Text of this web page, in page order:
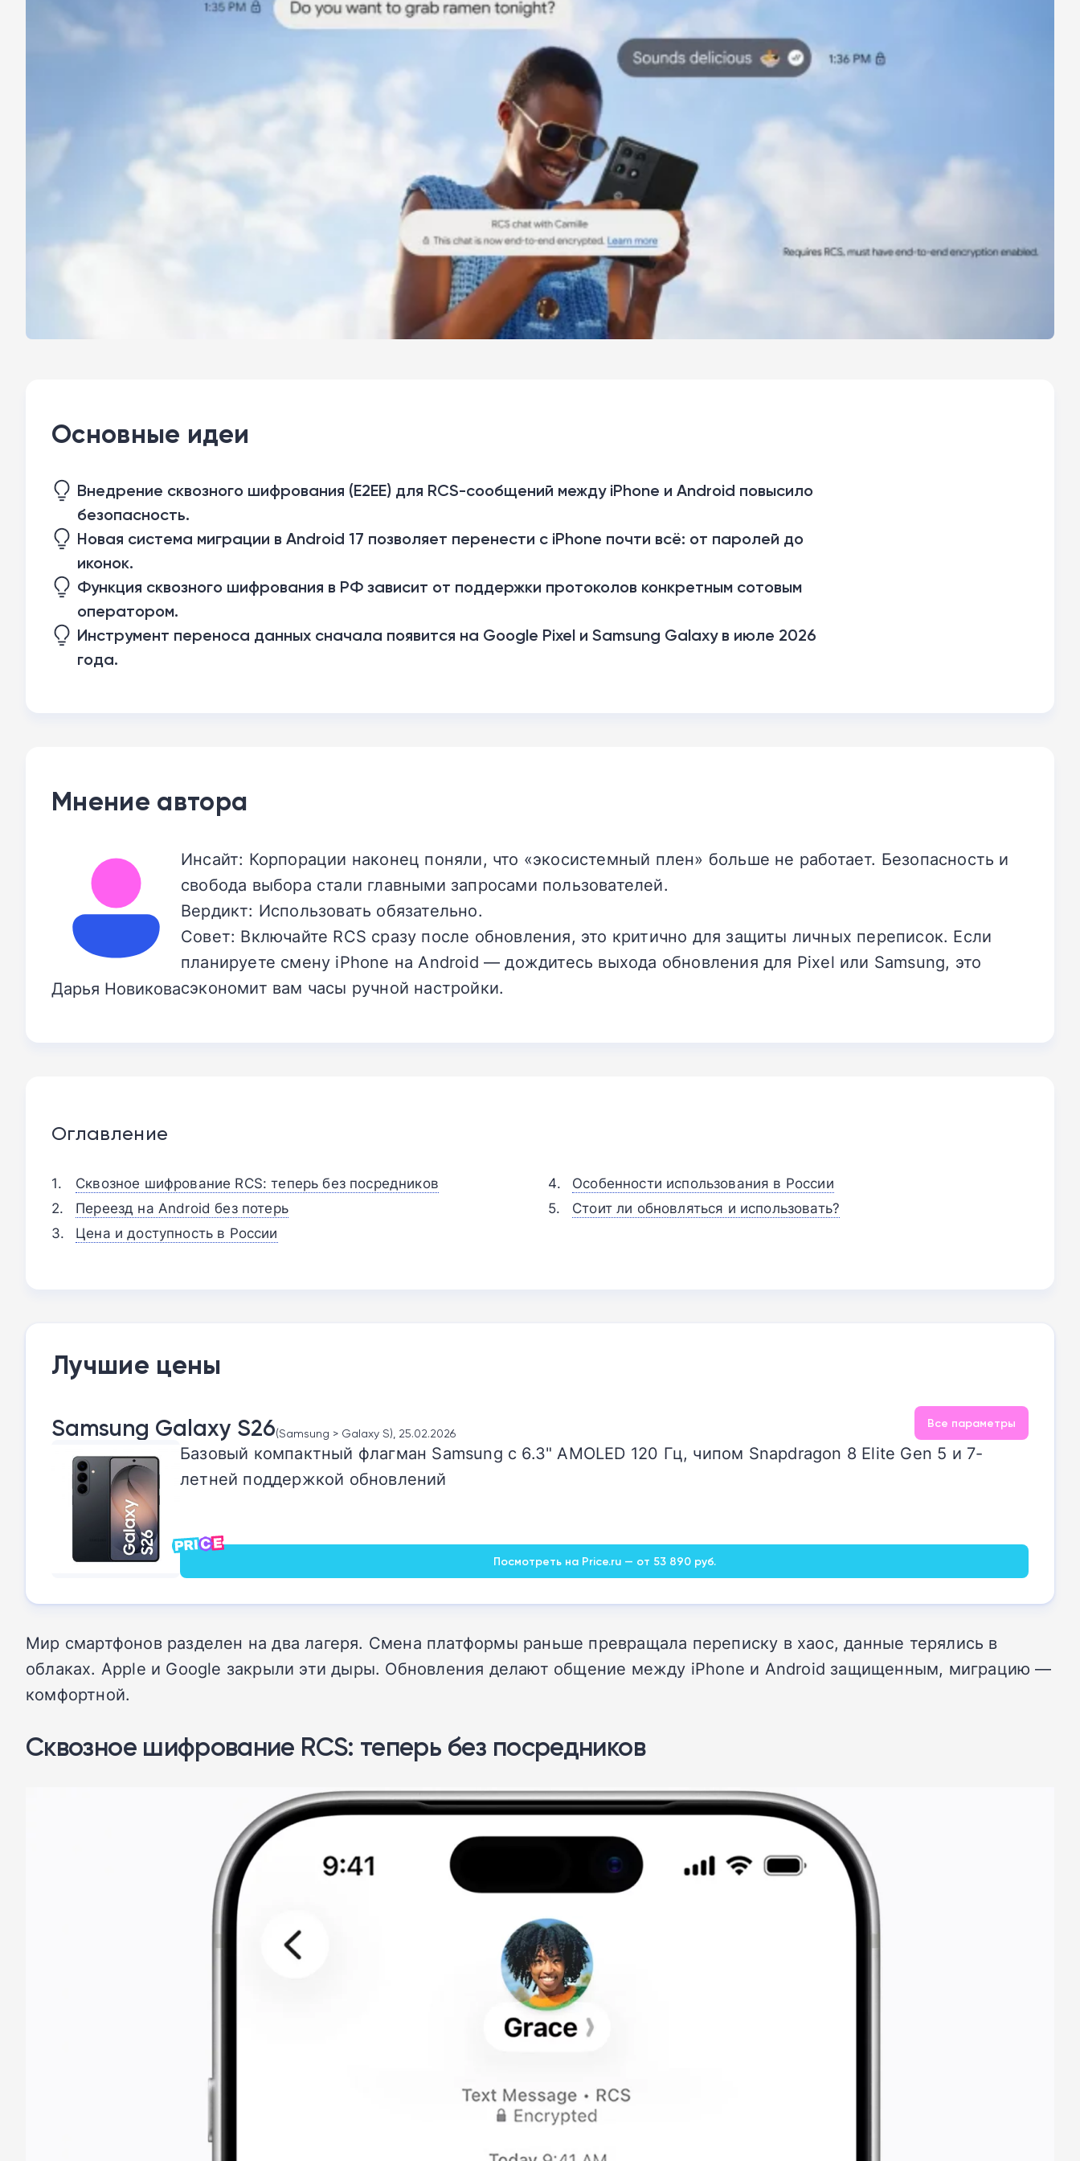
Основные идеи
Внедрение сквозного шифрования (E2EE) для RCS-сообщений между iPhone и Android повысило
безопасность.
Новая система миграции в Android 17 позволяет перенести с iPhone почти всё: от паролей до
иконок.
Функция сквозного шифрования в РФ зависит от поддержки протоколов конкретным сотовым
оператором.
Инструмент переноса данных сначала появится на Google Pixel и Samsung Galaxy в июле 2026
года.
Мнение автора
Дарья Новикова
Инсайт: Корпорации наконец поняли, что «экосистемный плен» больше не работает. Безопасность и
свобода выбора стали главными запросами пользователей.
Вердикт: Использовать обязательно.
Совет: Включайте RCS сразу после обновления, это критично для защиты личных переписок. Если
планируете смену iPhone на Android — дождитесь выхода обновления для Pixel или Samsung, это
сэкономит вам часы ручной настройки.
Оглавление
Сквозное шифрование RCS: теперь без посредников
Переезд на Android без потерь
Цена и доступность в России
Особенности использования в России
Стоит ли обновляться и использовать?
Лучшие цены
Samsung Galaxy S26(Samsung > Galaxy S), 25.02.2026
Все параметры
Базовый компактный флагман Samsung с 6.3" AMOLED 120 Гц, чипом Snapdragon 8 Elite Gen 5 и 7-
летней поддержкой обновлений
Посмотреть на Price.ru — от 53 890 руб.
Мир смартфонов разделен на два лагеря. Смена платформы раньше превращала переписку в хаос, данные терялись в
облаках. Apple и Google закрыли эти дыры. Обновления делают общение между iPhone и Android защищенным, миграцию —
комфортной.
Сквозное шифрование RCS: теперь без посредников